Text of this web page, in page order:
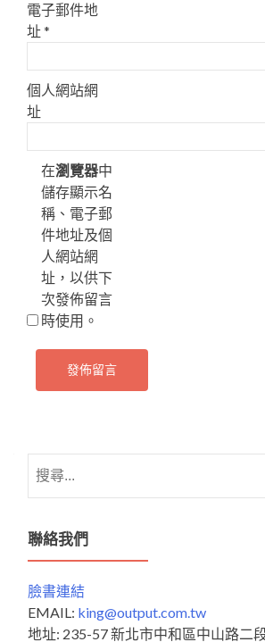
電子郵件地
址*
個人網站網
址
在瀏覽器中
儲存顯示名
稱、電子郵
件地址及個
人網站網
址，以供下
次發佈留言
時使用。
尋
鍵
字:
聯絡我們
臉書連結
EMAIL: king@output.com.tw
地址: 235-57 新北市中和區中山路二